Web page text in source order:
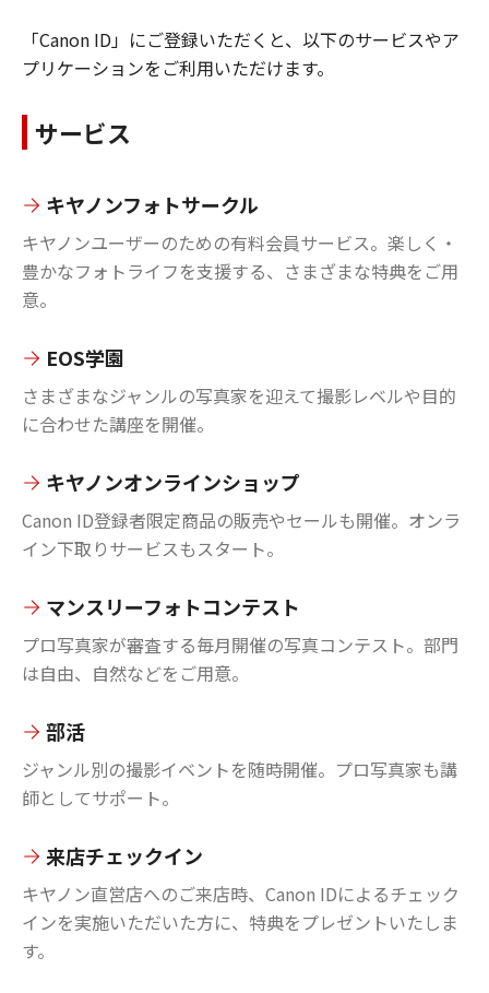
「Canon ID」にご登録いただくと、以下のサービスやア
プリケーションをご利用いただけます。
サービス
キヤノンフォトサークル
キヤノンユーザーのための有料会員サービス。楽しく・
豊かなフォトライフを支援する、さまざまな特典をご用
意。
EOS学園
さまざまなジャンルの写真家を迎えて撮影レベルや目的
に合わせた講座を開催。
キヤノンオンラインショップ
Canon ID登録者限定商品の販売やセールも開催。オンラ
イン下取りサービスもスタート。
マンスリーフォトコンテスト
プロ写真家が審査する毎月開催の写真コンテスト。部門
は自由、自然などをご用意。
部活
ジャンル別の撮影イベントを随時開催。プロ写真家も講
師としてサポート。
来店チェックイン
キヤノン直営店へのご来店時、Canon IDによるチェック
インを実施いただいた方に、特典をプレゼントいたしま
す。